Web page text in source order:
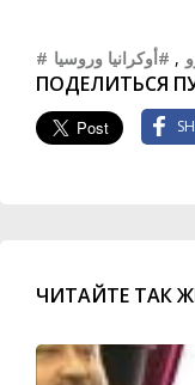
, #أوكرانيا وروسيا
ПОДЕЛИТЬСЯ
ЧИТАЙТЕ ТАК